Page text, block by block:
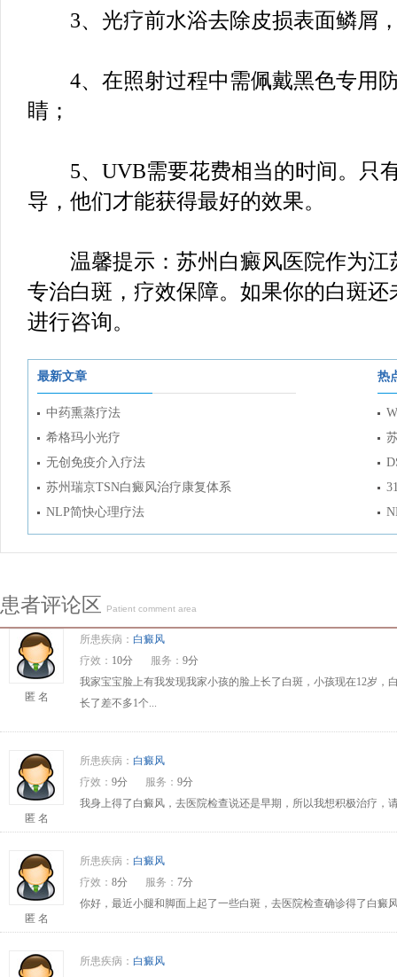
3、光疗前水浴去除皮损表面鳞屑
4、在照射过程中需佩戴黑色专用
睛；
5、UVB需要花费相当的时间。只
导，他们才能获得最好的效果。
温馨提示：苏州白癜风医院作为江
专治白斑，疗效保障。如果你的白斑
进行咨询。
最新文章
中药熏蒸疗法
希格玛小光疗
无创免疫介入疗法
苏州瑞京TSN白癜风治疗康复体系
NLP简快心理疗法
热
患者评论区 Patient comment area
匿 名
所患疾病： 白癜风
疗效： 10分 服务： 9分
我家宝宝脸上有我发现我家小孩的脸上长了白斑，小孩现在12岁
长了差不多1个...
匿 名
所患疾病： 白癜风
疗效： 9分 服务： 9分
我身上得了白癜风，去医院检查说还是早期，所以我想积极治疗，
匿 名
所患疾病： 白癜风
疗效： 8分 服务： 7分
你好，最近小腿和脚面上起了一些白斑，去医院检查确诊得了白
所患疾病： 白癜风